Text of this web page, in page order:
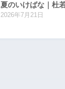
夏のいけばな｜杜
2026年7月21日